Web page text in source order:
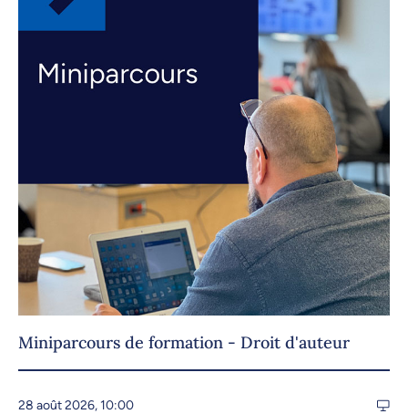
Miniparcours de formation - Droit d'auteur
28 août 2026, 10:00